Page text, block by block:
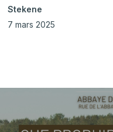
Stekene
7 mars 2025